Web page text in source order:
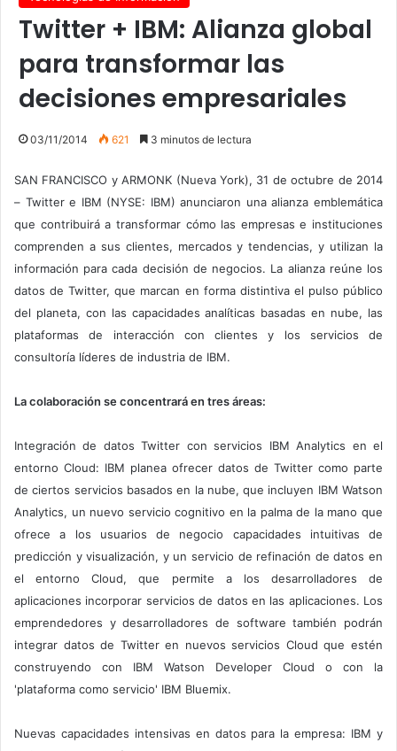
Twitter + IBM: Alianza global
para transformar las
decisiones empresariales
03/11/2014 621 3 minutos de lectura
SAN FRANCISCO y ARMONK (Nueva York), 31 de octubre de 2014
– Twitter e IBM (NYSE: IBM) anunciaron una alianza emblemática
que contribuirá a transformar cómo las empresas e instituciones
comprenden a sus clientes, mercados y tendencias, y utilizan la
información para cada decisión de negocios. La alianza reúne los
datos de Twitter, que marcan en forma distintiva el pulso público
del planeta, con las capacidades analíticas basadas en nube, las
plataformas de interacción con clientes y los servicios de
consultoría líderes de industria de IBM.
La colaboración se concentrará en tres áreas:
Integración de datos Twitter con servicios IBM Analytics en el
entorno Cloud: IBM planea ofrecer datos de Twitter como parte
de ciertos servicios basados en la nube, que incluyen IBM Watson
Analytics, un nuevo servicio cognitivo en la palma de la mano que
ofrece a los usuarios de negocio capacidades intuitivas de
predicción y visualización, y un servicio de refinación de datos en
el entorno Cloud, que permite a los desarrolladores de
aplicaciones incorporar servicios de datos en las aplicaciones. Los
emprendedores y desarrolladores de software también podrán
integrar datos de Twitter en nuevos servicios Cloud que estén
construyendo con IBM Watson Developer Cloud o con la
'plataforma como servicio' IBM Bluemix.
Nuevas capacidades intensivas en datos para la empresa: IBM y